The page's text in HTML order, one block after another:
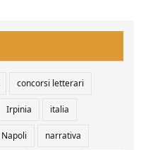
concorsi letterari
Irpinia italia
Napoli narrativa